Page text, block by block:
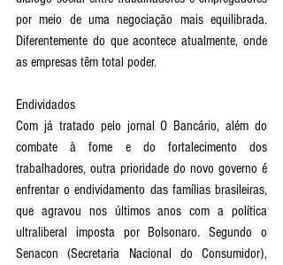
por meio de uma negociação mais equilibrada.
Diferentemente do que acontece atualmente, onde
as empresas têm total poder.
Endividados
Com já tratado pelo jornal O Bancário, além do
combate à fome e do fortalecimento dos
trabalhadores, outra prioridade do novo governo é
enfrentar o endividamento das famílias brasileiras,
que agravou nos últimos anos com a política
ultraliberal imposta por Bolsonaro. Segundo o
Senacon (Secretaria Nacional do Consumidor),